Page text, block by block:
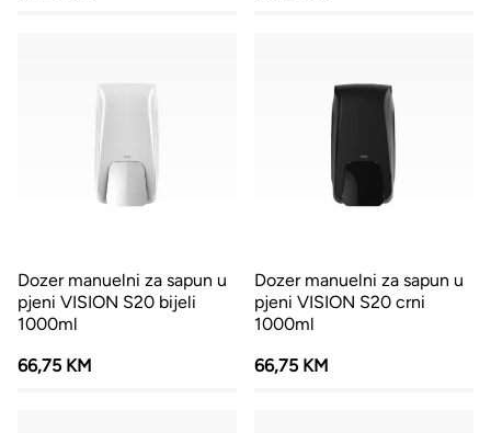
Dozer manuelni za sapun u
pjeni VISION S20 bijeli
1000ml
66,75 KM
Dozer manuelni za sapun u
pjeni VISION S20 crni
1000ml
66,75 KM